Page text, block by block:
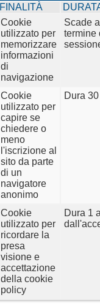
FINALITÀ
Cookie
utilizzato per
memorizzare
informazioni
di
navigazione
Scade
termine
Cookie
utilizzato per
capire se
chiedere o
meno
l'iscrizione al
sito da parte
di un
navigatore
anonimo
Dura
Cookie
utilizzato per
ricordare la
presa
visione e
accettazione
della cookie
policy
Dura 1